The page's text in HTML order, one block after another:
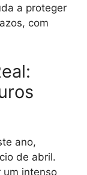
a proteger
com
ano,
de abril.
um intenso